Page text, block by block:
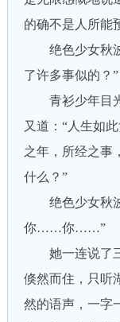
的确不是人所能
绝色少女秋波
了许多事似的？”
青衫少年目光
又道：“人生如
之年，所经之事
什么？”
绝色少女秋波
你……你……”
她一连说了三
倏然而住，只听
然的语声，一字